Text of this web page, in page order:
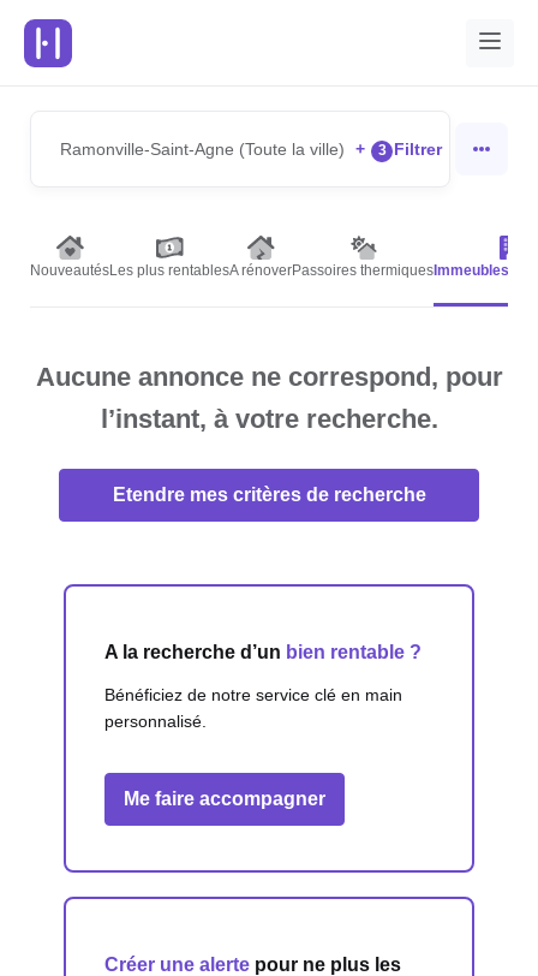
Ramonville-Saint-Agne (Toute la ville) + 3 Filtrer
NouveautésLes plus rentablesA rénoverPassoires thermiques Immeubles de
Aucune annonce ne correspond, pour
l’instant, à votre recherche.
Etendre mes critères de recherche
A la recherche d’un bien rentable ?
Bénéficiez de notre service clé en main
personnalisé.
Me faire accompagner
Créer une alerte pour ne plus les